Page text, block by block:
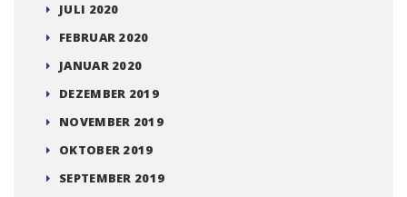
JULI 2020
FEBRUAR 2020
JANUAR 2020
DEZEMBER 2019
NOVEMBER 2019
OKTOBER 2019
SEPTEMBER 2019